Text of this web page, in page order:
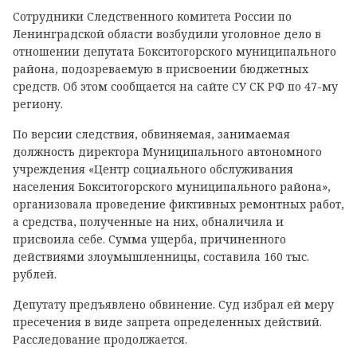
Сотрудники Следственного комитета России по
Ленинградской области возбудили уголовное дело в
отношении депутата Бокситогорского муниципального
района, подозреваемую в присвоении бюджетных
средств. Об этом сообщается на сайте СУ СК РФ по 47-му
региону.
По версии следствия, обвиняемая, занимаемая
должность директора Муниципального автономного
учреждения «Центр социального обслуживания
населения Бокситогорского муниципального района»,
организовала проведение фиктивных ремонтных работ,
а средства, полученные на них, обналичила и
присвоила себе. Сумма ущерба, причиненного
действиями злоумышленницы, составила 160 тыс.
рублей.
Депутату предъявлено обвинение. Суд избрал ей меру
пресечения в виде запрета определенных действий.
Расследование продолжается.